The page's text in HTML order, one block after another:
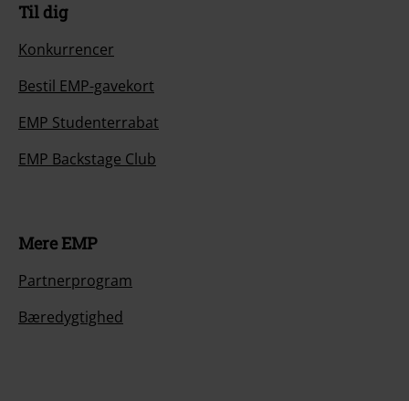
Til dig
Konkurrencer
Bestil EMP-gavekort
EMP Studenterrabat
EMP Backstage Club
Mere EMP
Partnerprogram
Bæredygtighed